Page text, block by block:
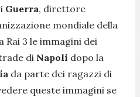
Guerra, direttore
mondiale della
Rai 3 le immagini dei
di Napoli dopo la
da parte dei ragazzi di
queste immagini se